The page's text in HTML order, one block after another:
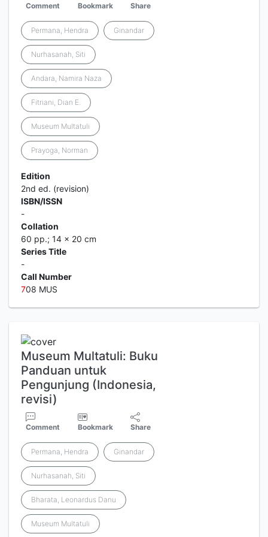
Comment Bookmark Share
Permana, Hendra Ginandar
Nurhasanah, Siti
Andara, Namira Naza
Fitriani, Dian E.
Museum Multatuli
Prayoga, Norman
Edition
2nd ed. (revision)
ISBN/ISSN
-
Collation
60 pp.; 14 x 20 cm
Series Title
-
Call Number
708 MUS
Museum Multatuli: Buku
Panduan untuk
Pengunjung (Indonesia,
revisi)
Comment Bookmark Share
Permana, Hendra Ginandar
Nurhasanah, Siti
Bharata, Leonardus Danu
Museum Multatuli